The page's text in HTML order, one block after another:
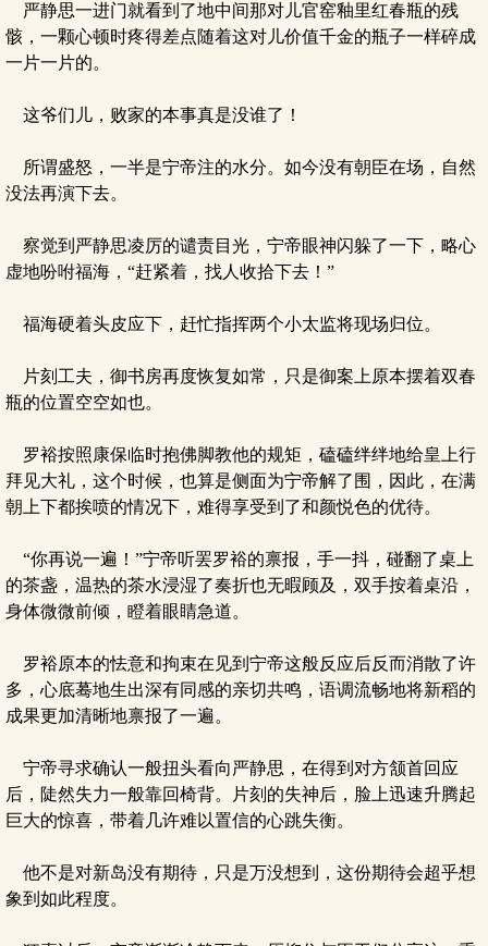
严静思一进门就看到了地中间那对儿官窑釉里红春瓶的残
骸，一颗心顿时疼得差点随着这对儿价值千金的瓶子一样碎成
一片一片的。
这爷们儿，败家的本事真是没谁了！
所谓盛怒，一半是宁帝注的水分。如今没有朝臣在场，自然
没法再演下去。
察觉到严静思凌厉的谴责目光，宁帝眼神闪躲了一下，略心
虚地吩咐福海，“赶紧着，找人收拾下去！”
福海硬着头皮应下，赶忙指挥两个小太监将现场归位。
片刻工夫，御书房再度恢复如常，只是御案上原本摆着双春
瓶的位置空空如也。
罗裕按照康保临时抱佛脚教他的规矩，磕磕绊绊地给皇上行
拜见大礼，这个时候，也算是侧面为宁帝解了围，因此，在满
朝上下都挨喷的情况下，难得享受到了和颜悦色的优待。
“你再说一遍！”宁帝听罢罗裕的禀报，手一抖，碰翻了桌上
的茶盏，温热的茶水浸湿了奏折也无暇顾及，双手按着桌沿，
身体微微前倾，瞪着眼睛急道。
罗裕原本的怯意和拘束在见到宁帝这般反应后反而消散了许
多，心底蓦地生出深有同感的亲切共鸣，语调流畅地将新稻的
成果更加清晰地禀报了一遍。
宁帝寻求确认一般扭头看向严静思，在得到对方颔首回应
后，陡然失力一般靠回椅背。片刻的失神后，脸上迅速升腾起
巨大的惊喜，带着几许难以置信的心跳失衡。
他不是对新岛没有期待，只是万没想到，这份期待会超乎想
象到如此程度。